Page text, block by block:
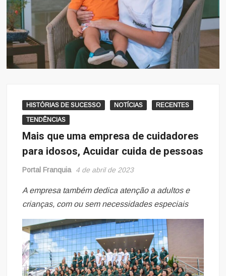
HISTÓRIAS DE SUCESSO NOTÍCIAS RECENTES
TENDÊNCIAS
Mais que uma empresa de cuidadores
para idosos, Acuidar cuida de pessoas
Portal Franquia 4 de abril de 2023
A empresa também dedica atenção a adultos e
crianças, com ou sem necessidades especiais